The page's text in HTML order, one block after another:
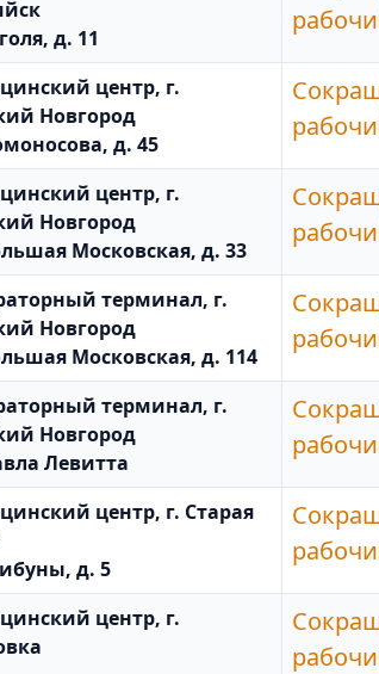
д. 11
центр, г.
Новгород
д. 45
центр, г.
Новгород
Московская, д. 33
терминал, г.
Новгород
Московская, д. 114
терминал, г.
Новгород
Левитта
центр, г. Старая
д. 5
центр, г.